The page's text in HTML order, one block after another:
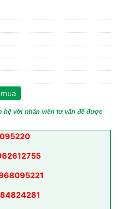
hệ với nhân viên tư vấn để được